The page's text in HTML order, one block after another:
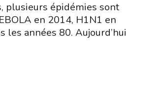
plusieurs épidémies sont
en 2014, H1N1 en
les années 80. Aujourd’hui